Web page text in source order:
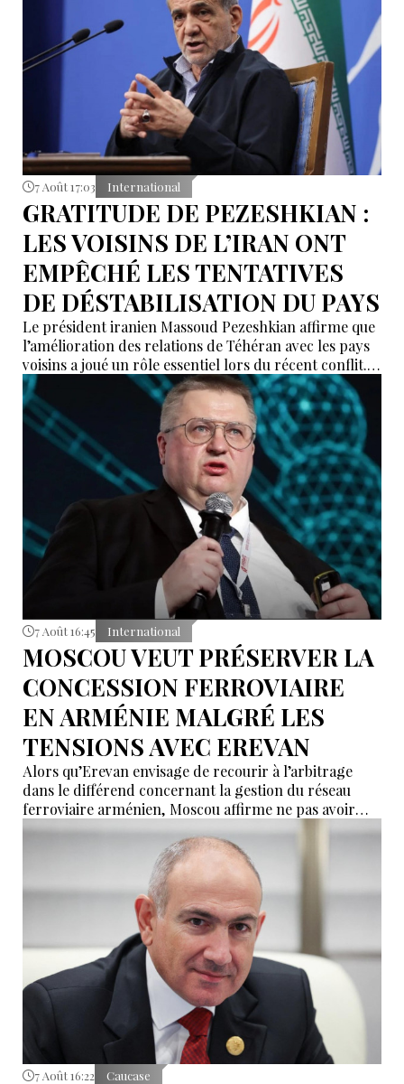
7 Août 17:03 International
GRATITUDE DE PEZESHKIAN :
LES VOISINS DE L’IRAN ONT
EMPÊCHÉ LES TENTATIVES
DE DÉSTABILISATION DU PAYS
Le président iranien Massoud Pezeshkian affirme que
l’amélioration des relations de Téhéran avec les pays
voisins a joué un rôle essentiel lors du récent conflit.
Selon lui, les États de la région auraient empêché des
tentatives d’infiltration et de troubles aux frontières
nord-ouest et sud-est de l’Iran.
7 Août 16:45 International
MOSCOU VEUT PRÉSERVER LA
CONCESSION FERROVIAIRE
EN ARMÉNIE MALGRÉ LES
TENSIONS AVEC EREVAN
Alors qu’Erevan envisage de recourir à l’arbitrage
dans le différend concernant la gestion du réseau
ferroviaire arménien, Moscou affirme ne pas avoir
reçu de demande officielle visant à mettre fin à la
concession du « Chemin de fer du Caucase du Sud ».
Le vice-Premier ministre russe Alexeï Overchouk
défend la poursuite de la concession et appelle au
7 Août 16:22 Caucase